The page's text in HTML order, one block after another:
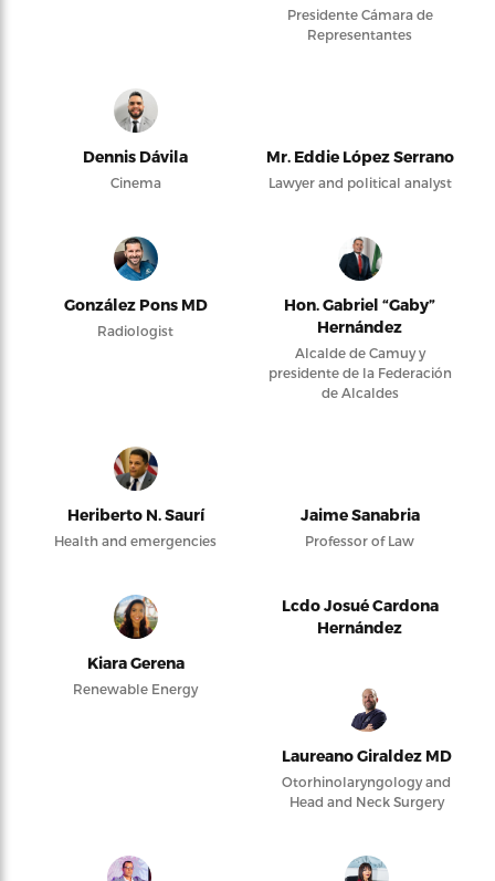
Presidente Cámara de
Representantes
Dennis Dávila
Cinema
Mr. Eddie López Serrano
Lawyer and political analyst
González Pons MD
Radiologist
Hon. Gabriel “Gaby”
Hernández
Alcalde de Camuy y
presidente de la Federación
de Alcaldes
Heriberto N. Saurí
Health and emergencies
Jaime Sanabria
Professor of Law
Kiara Gerena
Renewable Energy
Lcdo Josué Cardona
Hernández
Laureano Giraldez MD
Otorhinolaryngology and
Head and Neck Surgery